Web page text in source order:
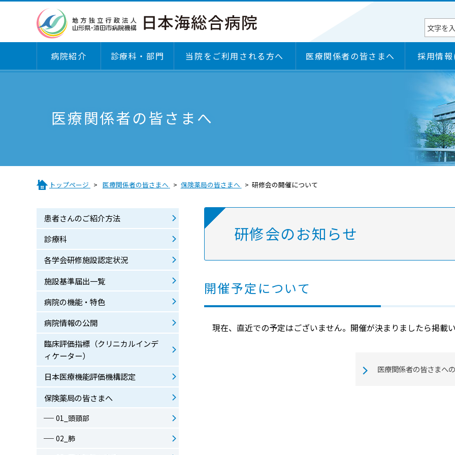
病院紹介
病院紹介
「説明と同意」に関するガイドライン
厚生労働大臣が定める掲示事項
診療科・部門
診療科・部門
当院をご利用される方へ
当院をご利用される方へ
外来のご案内
入院のご案内・入退院支援センター
診療科
部門
医療費後払いサービスについて
地域連携クリティカルパスのご案内
個人情報保護について
オンライン診療のご案内
医師による説明対応時間についてのお願い
暴言・暴力・迷惑行為への対応について
医療関係者の皆さまへ
医療関係者の皆さまへ
施設基準届出一覧
病院の機能・特色
臨床評価指標（クリニカルインディケーター）
日本医療機能評価機構認定
採用情
医療関係者の皆さまへ
トップページ 医療関係者の皆さまへ 保険薬局の皆さまへ 研修会の開催について
研修会のお知らせ
開催予定について
現在、直近での予定はございません。開催が決まりましたら掲載い
医療関係者の皆さまへ
患者さんのご紹介方法
診療科
各学会研修施設認定状況
施設基準届出一覧
病院の機能・特色
病院情報の公開
臨床評価指標（クリニカルインデ
ィケーター）
日本医療機能評価機構認定
保険薬局の皆さまへ
01_頭頸部
02_肺